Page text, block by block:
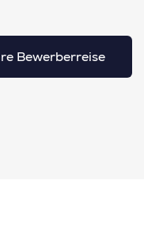
Bewerberreise